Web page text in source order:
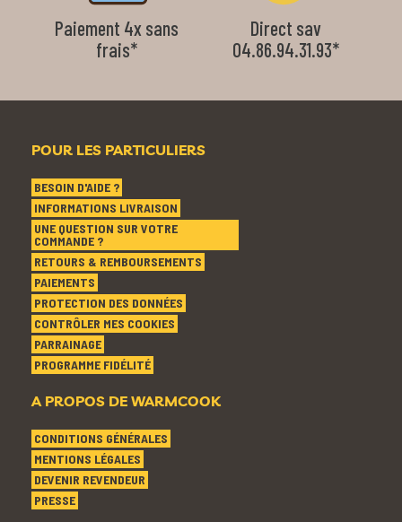
Paiement 4x sans
frais*
Direct sav
04.86.94.31.93*
POUR LES PARTICULIERS
BESOIN D'AIDE ?
INFORMATIONS LIVRAISON
UNE QUESTION SUR VOTRE
COMMANDE ?
RETOURS & REMBOURSEMENTS
PAIEMENTS
PROTECTION DES DONNÉES
CONTRÔLER MES COOKIES
PARRAINAGE
PROGRAMME FIDÉLITÉ
A PROPOS DE WARMCOOK
CONDITIONS GÉNÉRALES
MENTIONS LÉGALES
DEVENIR REVENDEUR
PRESSE